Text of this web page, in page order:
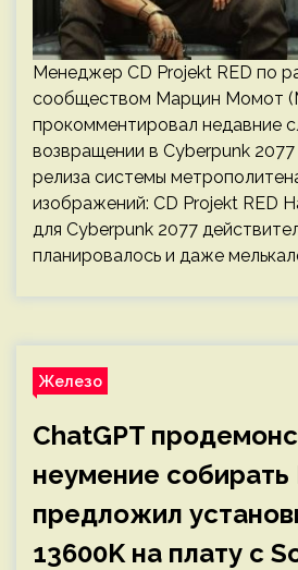
Менеджер CD Projekt RED по
сообществом Марцин Момот
прокомментировал недавние
возвращении в Cyberpunk
релиза системы
изображений: CD Projekt RED
для Cyberpunk 2077
планировалось и даже
Железо
ChatGPT
неумение
предложил
13600K на плату с